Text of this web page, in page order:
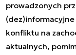
prowadzonych
konfliktu na
aktualnych,